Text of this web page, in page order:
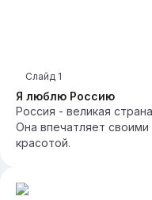
Я люблю Россию
Слайд 1
Россия - великая
Она впечатляет
красотой.